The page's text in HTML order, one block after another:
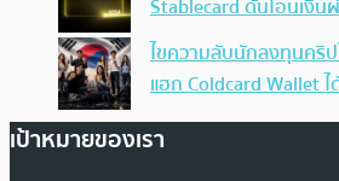
Stablecard ดันโอนเงิน
ไขความลับนักลงทุนคริ
แฮก Coldcard Wallet ไ
เป้าหมายของเรา